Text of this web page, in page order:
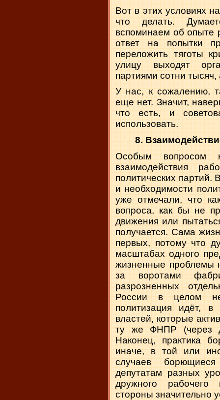
Вот в этих условиях
что делать.
вспоминаем об опыте
ответ на попытки
переложить тяготы
улицу выходят
партиями сотни
У нас, к сожалению,
еще нет. Значит,
что есть, и
использовать.
8.
Особым вопросом
взаимодействия
политических партий.
и необходимости
уже отмечали, что
вопроса, как бы не
движения или
получается. Сама
первых, потому что
масштабах одного
жизненные проблемы
за воротами
разрозненных
России в целом
политизация идёт,
властей, которые
ту же ФНПР (через
Наконец, практика
иначе, в той или
случаев
депутатам разных
дружного рабочего
стороны значительно